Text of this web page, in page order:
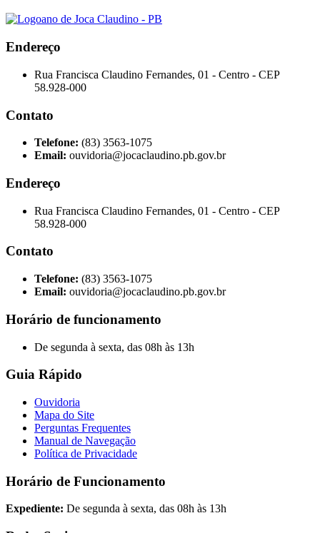
Endereço
Rua Francisca Claudino Fernandes, 01 - Centro - CEP
58.928-000
Contato
Telefone: (83) 3563-1075
Email: ouvidoria@jocaclaudino.pb.gov.br
Endereço
Rua Francisca Claudino Fernandes, 01 - Centro - CEP
58.928-000
Contato
Telefone: (83) 3563-1075
Email: ouvidoria@jocaclaudino.pb.gov.br
Horário de funcionamento
De segunda à sexta, das 08h às 13h
Guia Rápido
Ouvidoria
Mapa do Site
Perguntas Frequentes
Manual de Navegação
Política de Privacidade
Horário de Funcionamento
Expediente: De segunda à sexta, das 08h às 13h